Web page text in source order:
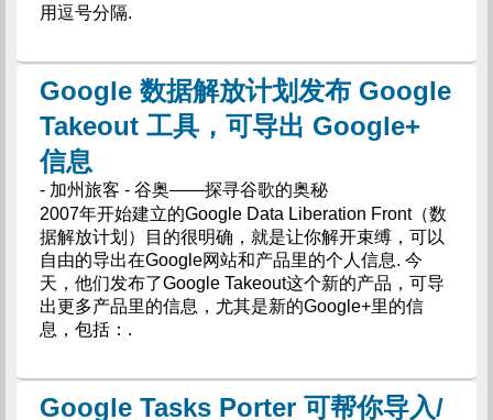
用逗号分隔.
Google 数据解放计划发布 Google
Takeout 工具，可导出 Google+
信息
- 加州旅客 - 谷奥——探寻谷歌的奥秘
2007年开始建立的Google Data Liberation Front（数
据解放计划）目的很明确，就是让你解开束缚，可以
自由的导出在Google网站和产品里的个人信息. 今
天，他们发布了Google Takeout这个新的产品，可导
出更多产品里的信息，尤其是新的Google+里的信
息，包括：.
Google Tasks Porter 可帮你导入/